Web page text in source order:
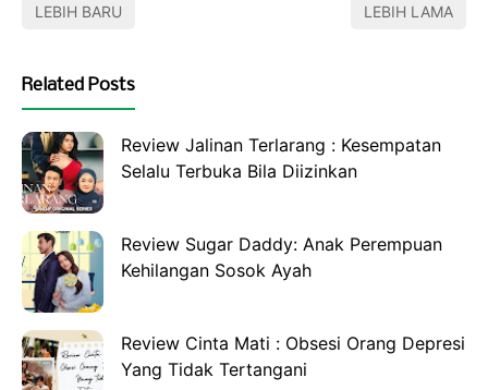
LEBIH BARU LEBIH LAMA
Related Posts
Review Jalinan Terlarang : Kesempatan
Selalu Terbuka Bila Diizinkan
Review Sugar Daddy: Anak Perempuan
Kehilangan Sosok Ayah
Review Cinta Mati : Obsesi Orang Depresi
Yang Tidak Tertangani